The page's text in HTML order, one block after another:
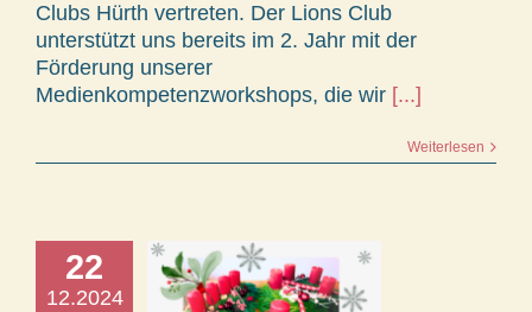
Clubs Hürth vertreten. Der Lions Club
unterstützt uns bereits im 2. Jahr mit der
Förderung unserer
Medienkompetenzworkshops, die wir [...]
Weiterlesen
22
12.2024